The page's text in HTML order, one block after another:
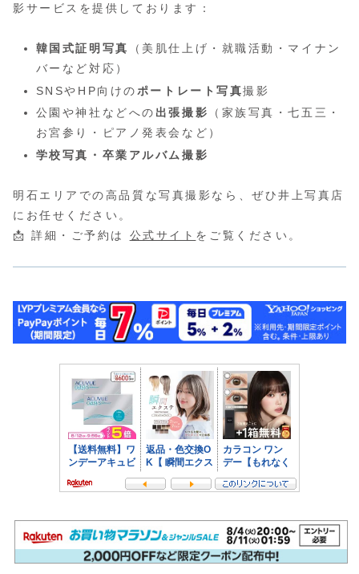
影サービスを提供しております：
韓国式証明写真
（美肌仕上げ・就職活動・マイナン
バーなど対応）
SNSやHP向けの ポートレート写真撮影
公園や神社などへの 出張撮影
（家族写真・七五三・
お宮参り・ピアノ発表会など）
学校写真・卒業アルバム撮影
明石エリアでの高品質な写真撮影なら、ぜひ井上写真店
にお任せください。
📩 詳細・ご予約は 公式サイト をご覧ください。